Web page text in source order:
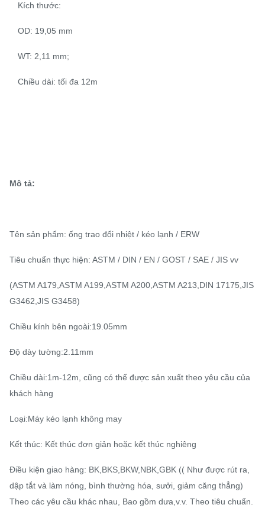
Kích thước:
OD: 19,05 mm
WT: 2,11 mm;
Chiều dài: tối đa 12m
Mô tả:
Tên sản phẩm: ống trao đổi nhiệt / kéo lạnh / ERW
Tiêu chuẩn thực hiện: ASTM / DIN / EN / GOST / SAE / JIS vv
(ASTM A179,ASTM A199,ASTM A200,ASTM A213,DIN 17175,JIS
G3462,JIS G3458)
Chiều kính bên ngoài:19.05mm
Độ dày tường:2.11mm
Chiều dài:1m-12m, cũng có thể được sản xuất theo yêu cầu của
khách hàng
Loại:Máy kéo lạnh không may
Kết thúc: Kết thúc đơn giản hoặc kết thúc nghiêng
Điều kiện giao hàng: BK,BKS,BKW,NBK,GBK (( Như được rút ra,
dập tắt và làm nóng, bình thường hóa, sưởi, giảm căng thẳng)
Theo các yêu cầu khác nhau, Bao gồm dưa,v.v. Theo tiêu chuẩn.